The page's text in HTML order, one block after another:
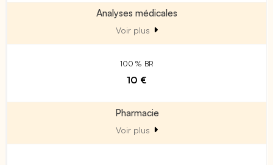
Analyses médicales
Voir plus
100 % BR
10 €
Pharmacie
Voir plus